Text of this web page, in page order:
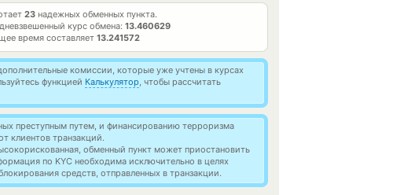
23 надежных обменных пункта.
курс обмена: 13.460629
время составляет 13.241572
комиссии, которые уже учтены в курсах
функцией Калькулятор, чтобы рассчитать
преступным путем, и финансированию терроризма
клиентов транзакций.
обменный пункт может приостановить
по KYC необходима исключительно в целях
средств, отправленных в транзакции.